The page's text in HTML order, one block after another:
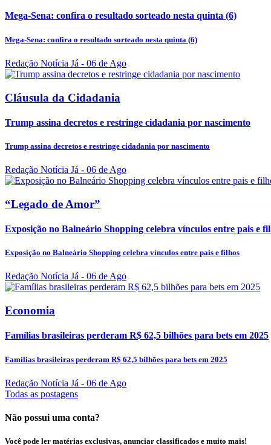
Mega-Sena: confira o resultado sorteado nesta quinta (6)
Mega-Sena: confira o resultado sorteado nesta quinta (6)
Redação Notícia Já - 06 de Ago
Cláusula da Cidadania
Trump assina decretos e restringe cidadania por nascimento
Trump assina decretos e restringe cidadania por nascimento
Redação Notícia Já - 06 de Ago
“Legado de Amor”
Exposição no Balneário Shopping celebra vínculos entre pais e
Exposição no Balneário Shopping celebra vínculos entre pais e filhos
Redação Notícia Já - 06 de Ago
Economia
Famílias brasileiras perderam R$ 62,5 bilhões para bets em 2025
Famílias brasileiras perderam R$ 62,5 bilhões para bets em 2025
Redação Notícia Já - 06 de Ago
Todas as postagens
Não possui uma conta?
Você pode ler matérias exclusivas, anunciar classificados e muito mais!